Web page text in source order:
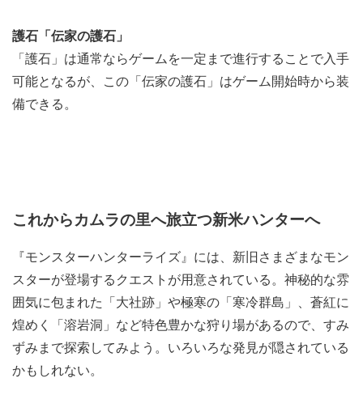
護石「伝家の護石」
「護石」は通常ならゲームを一定まで進行することで入手
可能となるが、この「伝家の護石」はゲーム開始時から装
備できる。
これからカムラの里へ旅立つ新米ハンターへ
『モンスターハンターライズ』には、新旧さまざまなモン
スターが登場するクエストが用意されている。神秘的な雰
囲気に包まれた「大社跡」や極寒の「寒冷群島」、蒼紅に
煌めく「溶岩洞」など特色豊かな狩り場があるので、すみ
ずみまで探索してみよう。いろいろな発見が隠されている
かもしれない。